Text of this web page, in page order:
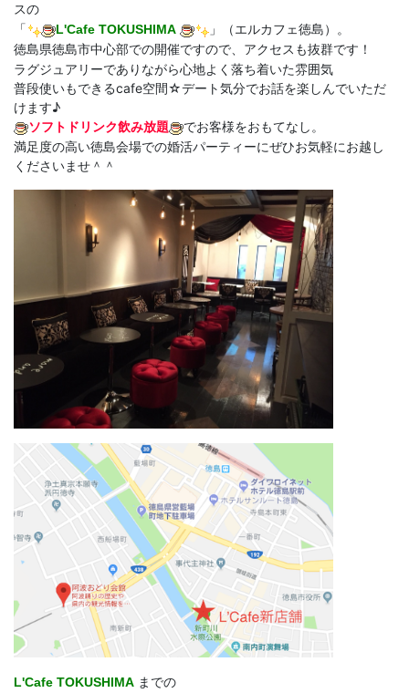
スの
「
L'Cafe TOKUSHIMA
」（エルカフェ徳島）。
徳島県徳島市中心部での開催ですので、アクセスも抜群です！
ラグジュアリーでありながら心地よく落ち着いた雰囲気
普段使いもできるcafe空間☆デート気分でお話を楽しんでいただ
けます♪
ソフトドリンク飲み放題 でお客様をおもてなし。
満足度の高い徳島会場での婚活パーティーにぜひお気軽にお越し
くださいませ＾＾
L'Cafe TOKUSHIMA までの